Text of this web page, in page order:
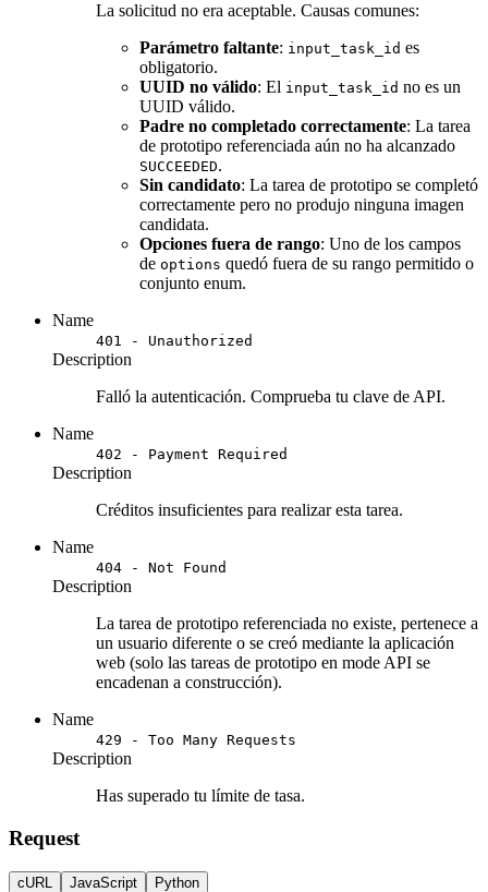
La solicitud no era aceptable. Causas comunes:
Parámetro faltante: input_task_id es
obligatorio.
UUID no válido: El input_task_id no es un
UUID válido.
Padre no completado correctamente: La tarea
de prototipo referenciada aún no ha alcanzado
SUCCEEDED.
Sin candidato: La tarea de prototipo se completó
correctamente pero no produjo ninguna imagen
candidata.
Opciones fuera de rango: Uno de los campos
de options quedó fuera de su rango permitido o
conjunto enum.
Name
401 - Unauthorized
Description
Falló la autenticación. Comprueba tu clave de API.
Name
402 - Payment Required
Description
Créditos insuficientes para realizar esta tarea.
Name
404 - Not Found
Description
La tarea de prototipo referenciada no existe, pertenece a
un usuario diferente o se creó mediante la aplicación
web (solo las tareas de prototipo en mode API se
encadenan a construcción).
Name
429 - Too Many Requests
Description
Has superado tu límite de tasa.
Request
cURL JavaScript Python